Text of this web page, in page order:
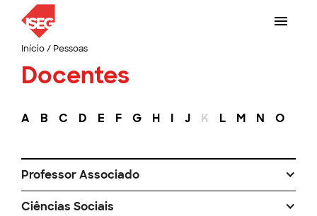
Início/ Pessoas
Docentes
A B C D E F G H I J K L M N O
Professor Associado
Ciências Sociais